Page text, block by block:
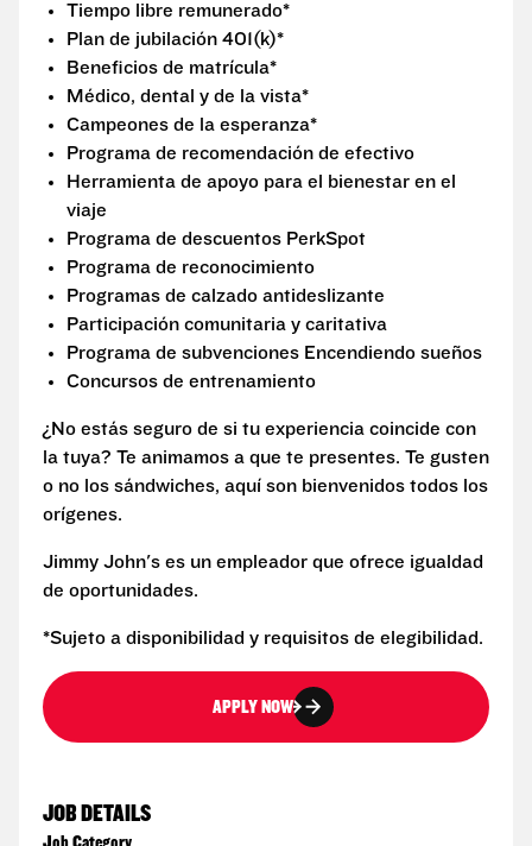
Tiempo libre remunerado*
Plan de jubilación 401(k)*
Beneficios de matrícula*
Médico, dental y de la vista*
Campeones de la esperanza*
Programa de recomendación de efectivo
Herramienta de apoyo para el bienestar en el
viaje
Programa de descuentos PerkSpot
Programa de reconocimiento
Programas de calzado antideslizante
Participación comunitaria y caritativa
Programa de subvenciones Encendiendo sueños
Concursos de entrenamiento
¿No estás seguro de si tu experiencia coincide con
la tuya? Te animamos a que te presentes. Te gusten
o no los sándwiches, aquí son bienvenidos todos los
orígenes.
Jimmy John's es un empleador que ofrece igualdad
de oportunidades.
*Sujeto a disponibilidad y requisitos de elegibilidad.
APPLY NOW
JOB DETAILS